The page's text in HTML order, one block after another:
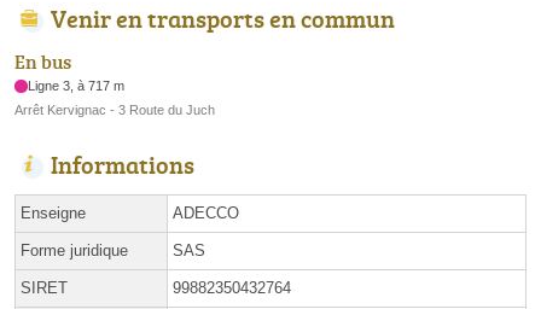
Venir en transports en commun
En bus
Ligne 3, à 717 m
Arrêt Kervignac - 3 Route du Juch
Informations
Enseigne ADECCO
Forme juridique SAS
SIRET 99882350432764